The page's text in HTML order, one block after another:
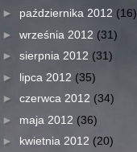
► października 2012 (16)
► września 2012 (31)
► sierpnia 2012 (31)
► lipca 2012 (35)
► czerwca 2012 (34)
► maja 2012 (36)
► kwietnia 2012 (20)